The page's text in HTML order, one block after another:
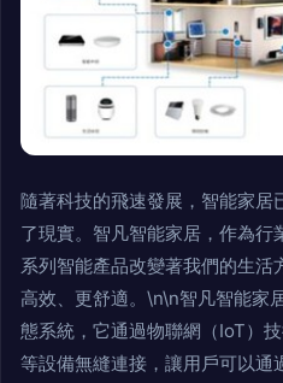
隨著科技的飛速發展，智能
了現實。智凡智能家居，作為
系列智能產品改變著我們的生活
高效、更舒適。\n\n智凡智能家
態系統，它通過物聯網（IoT）技術
等設備無縫連接，讓用戶可以